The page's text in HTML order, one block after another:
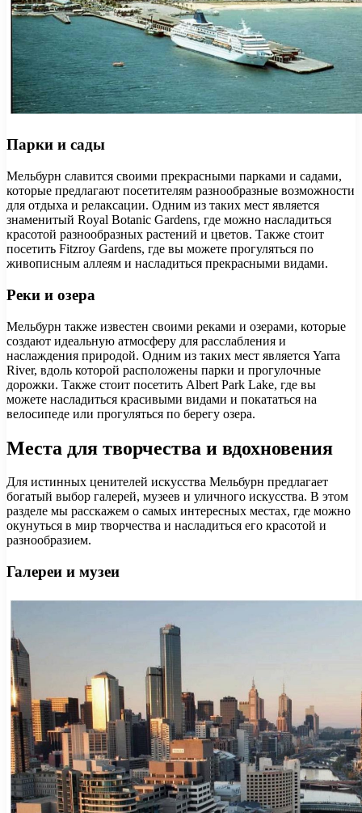
Парки и сады
Мельбурн славится своими прекрасными парками и садами,
которые предлагают посетителям разнообразные возможности
для отдыха и релаксации. Одним из таких мест является
знаменитый Royal Botanic Gardens, где можно насладиться
красотой разнообразных растений и цветов. Также стоит
посетить Fitzroy Gardens, где вы можете прогуляться по
живописным аллеям и насладиться прекрасными видами.
Реки и озера
Мельбурн также известен своими реками и озерами, которые
создают идеальную атмосферу для расслабления и
наслаждения природой. Одним из таких мест является Yarra
River, вдоль которой расположены парки и прогулочные
дорожки. Также стоит посетить Albert Park Lake, где вы
можете насладиться красивыми видами и покататься на
велосипеде или прогуляться по берегу озера.
Места для творчества и вдохновения
Для истинных ценителей искусства Мельбурн предлагает
богатый выбор галерей, музеев и уличного искусства. В этом
разделе мы расскажем о самых интересных местах, где можно
окунуться в мир творчества и насладиться его красотой и
разнообразием.
Галереи и музеи